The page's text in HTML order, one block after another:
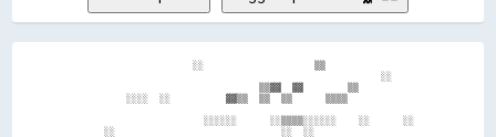
                      ░░                    ▒▒
                                                        ░░
                                  ▒▒▓▓  ▓▓        ▒▒
          ░░░░  ░░          ▓▓▒▒  ▒▒  ▒▒      ▒▒▒▒
                        ░░░░░░      ░░▒▒▒▒░░░░░░    ░░      ░░
      ░░                              ░░  ░░